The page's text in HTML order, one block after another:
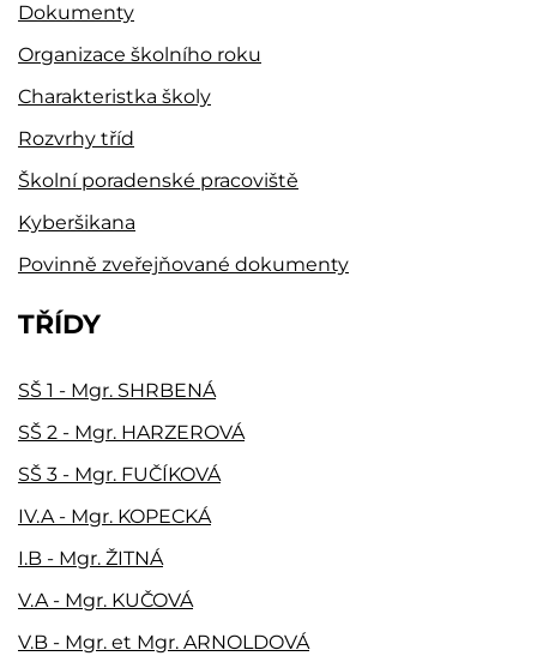
Dokumenty
Organizace školního roku
Charakteristka školy
Rozvrhy tříd
Školní poradenské pracoviště
Kyberšikana
Povinně zveřejňované dokumenty
TŘÍDY
SŠ 1 - Mgr. SHRBENÁ
SŠ 2 - Mgr. HARZEROVÁ
SŠ 3 - Mgr. FUČÍKOVÁ
IV.A - Mgr. KOPECKÁ
I.B - Mgr. ŽITNÁ
V.A - Mgr. KUČOVÁ
V.B - Mgr. et Mgr. ARNOLDOVÁ